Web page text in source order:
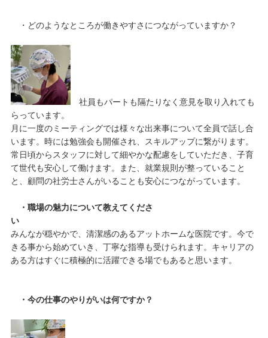
・どのようなところが働きやすさにつながっていますか？
社員もパートも隔たりなく意見を取り入れても
らっています。
月に一度のミーティングでは様々な出来事について全員で話し合
います。時には勉強会も開催され、スキルアップに繋がります。
常日頃からスタッフに対して細やかな配慮をしていただき、子育
て世代も安心して働けます。また、就業規則が整っていること
と、顧問の社労士さんがいることも安心につながっています。
・職場の魅力について教えてくださ
い
みんなが穏やかで、清潔感のあるアットホームな医院です。今で
きる事から始めていき、丁寧な指導も受けられます。キャリアの
ある方はすぐに積極的に活躍できる場でもあると思います。
・今の仕事のやりがいは何ですか？